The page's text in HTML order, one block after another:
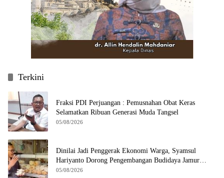
Terkini
Fraksi PDI Perjuangan : Pemusnahan Obat Keras
Selamatkan Ribuan Generasi Muda Tangsel
05/08/2026
Dinilai Jadi Penggerak Ekonomi Warga, Syamsul
Hariyanto Dorong Pengembangan Budidaya Jamur
Crispy di Serpong
05/08/2026